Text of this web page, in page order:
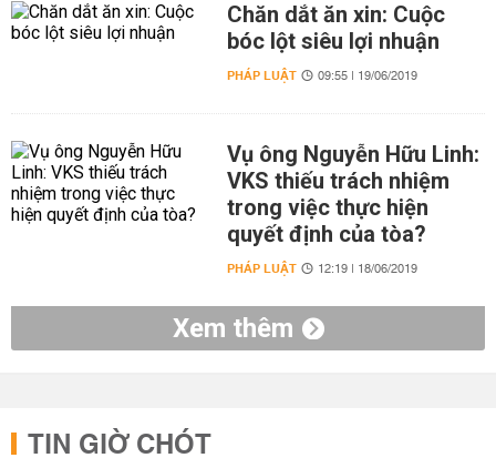
Chăn dắt ăn xin: Cuộc
bóc lột siêu lợi nhuận
PHÁP LUẬT 09:55 | 19/06/2019
Vụ ông Nguyễn Hữu Linh:
VKS thiếu trách nhiệm
trong việc thực hiện
quyết định của tòa?
PHÁP LUẬT 12:19 | 18/06/2019
Xem thêm
TIN GIỜ CHÓT